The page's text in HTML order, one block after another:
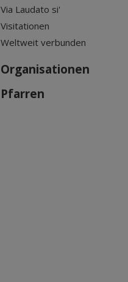
Via Laudato si'
Visitationen
Weltweit verbunden
Organisationen
Pfarren